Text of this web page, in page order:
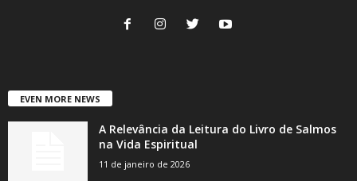
EVEN MORE NEWS
A Relevância da Leitura do Livro de Salmos
na Vida Espiritual
11 de janeiro de 2026